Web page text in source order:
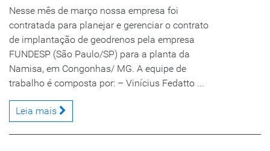
Nesse mês de março nossa empresa foi
contratada para planejar e gerenciar o contrato
de implantação de geodrenos pela empresa
FUNDESP (São Paulo/SP) para a planta da
Namisa, em Congonhas/ MG. A equipe de
trabalho é composta por: – Vinícius Fedatto ...
Leia mais